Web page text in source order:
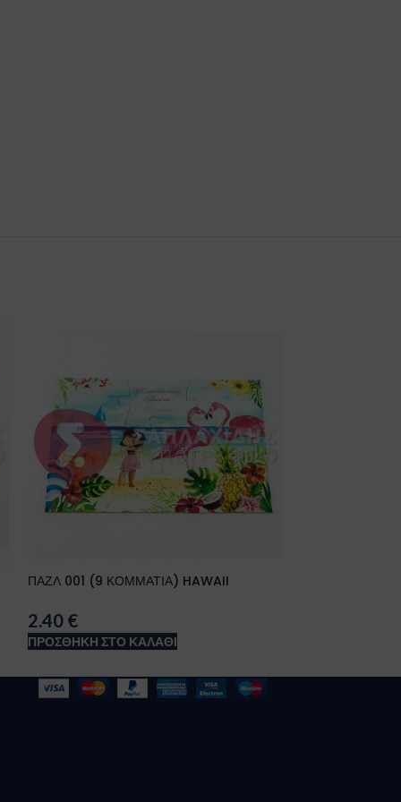
ΠΑΖΛ 001 (9 ΚΟΜΜΑΤΙΑ) HAWAII
2.40 €
ΠΡΟΣΘΉΚΗ ΣΤΟ ΚΑΛΆΘΙ